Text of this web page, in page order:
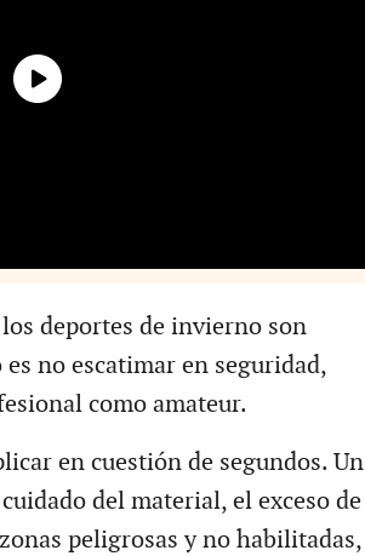
deportes de invierno son
no escatimar en seguridad,
como amateur.
en cuestión de segundos. Un
del material, el exceso de
peligrosas y no habilitadas,